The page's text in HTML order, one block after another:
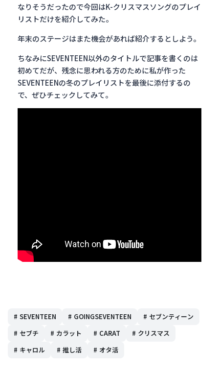
なりそうだったので今回はK-クリスマスソングのプレイ
リストだけを紹介してみた。
年末のステージはまた機会があれば紹介するとしよう。
ちなみにSEVENTEEN以外のタイトルで記事を書くのは
初めてだが、残念に思われる方のために私が作った
SEVENTEENの冬のプレイリストを最後に添付するの
で、ぜひチェックしてみて。
# SEVENTEEN # GOINGSEVENTEEN # セブンティーン
# セブチ # カラット # CARAT # クリスマス
# キャロル # 推し活 # オタ活